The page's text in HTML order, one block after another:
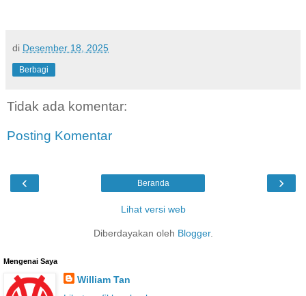
di Desember 18, 2025
Berbagi
Tidak ada komentar:
Posting Komentar
‹ ›
Beranda
Lihat versi web
Diberdayakan oleh Blogger.
Mengenai Saya
William Tan